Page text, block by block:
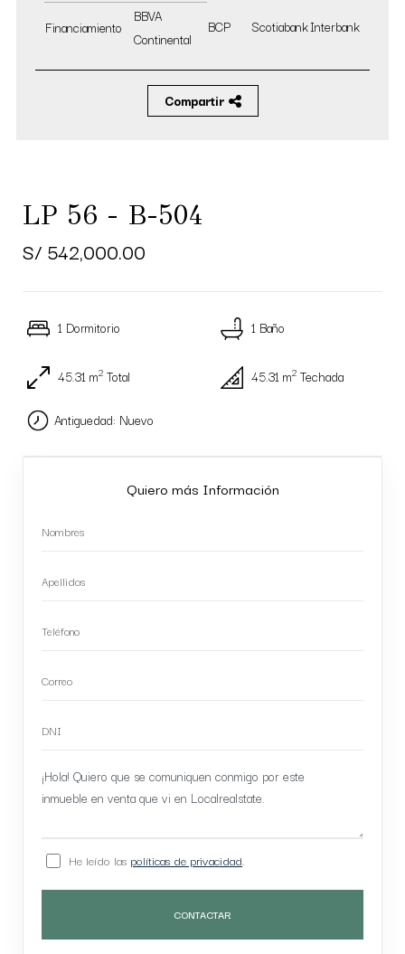
Financiamiento
BBVA
Continental
BCP ScotiabankInterbank
Compartir
LP 56 - B-504
S/ 542,000.00
1 Dormitorio 1 Baño
45.31 m2 Total 45.31 m2 Techada
Antiguedad: Nuevo
Quiero más Información
He leído las políticas de privacidad
CONTACTAR